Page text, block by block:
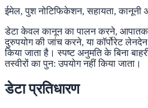
ईमेल, पुश नोटिफिकेशन, सहायता, कानूनी
डेटा केवल कानून का पालन करने,
दुरुपयोग की जांच करने, या कॉर्पोरेट
किया जाता है। स्पष्ट अनुमति के बिना
तस्वीरों का पुन: उपयोग नहीं किया जाता।
डेटा प्रतिधारण